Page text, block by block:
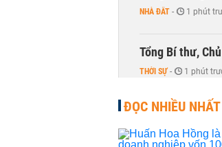
NHÀ ĐẤT - 1 phút
Tổng Bí thư,
THỜI SỰ - 1 phút
Quảng Ninh
THỜI SỰ - 1 phút
ĐỌC NHIỀU NHẤT